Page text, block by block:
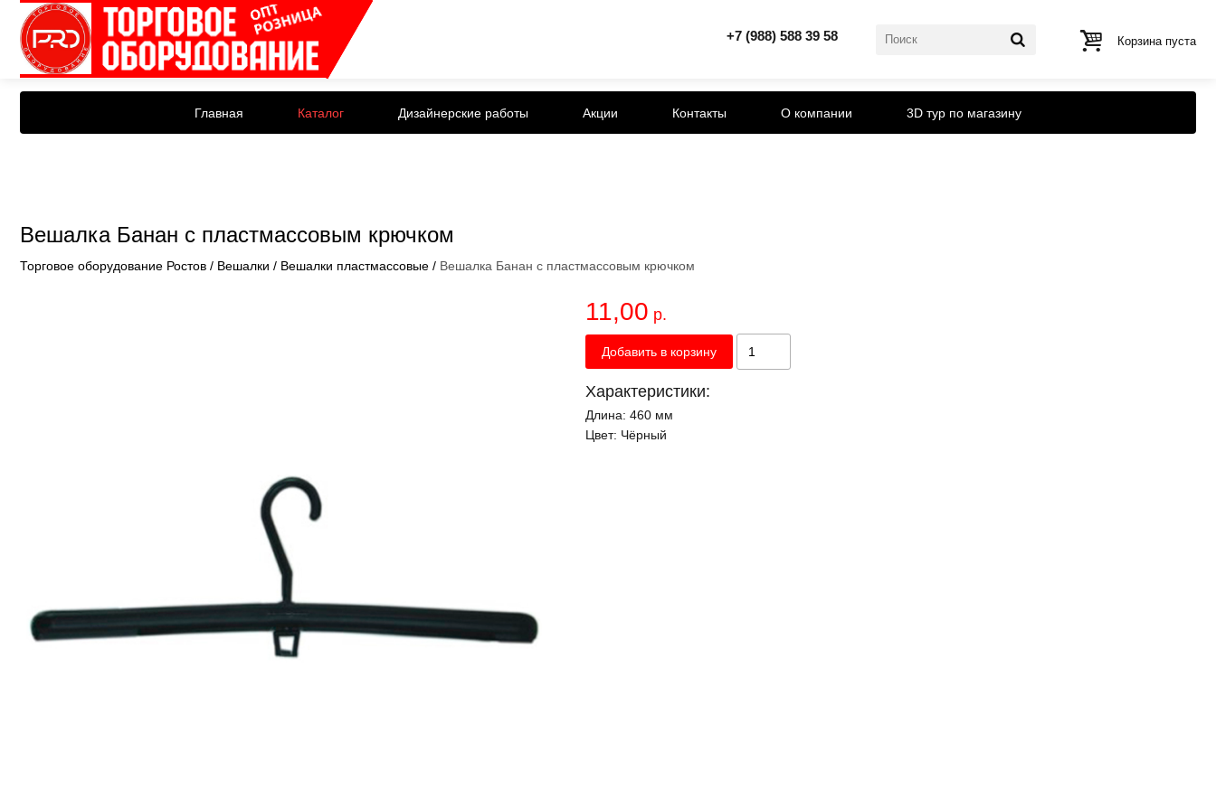
Корзина пуста
+7 (988) 588 39 58
Главная Каталог Дизайнерские работы Акции Контакты О компании 3D тур по магазину
Вешалка Банан с пластмассовым крючком
Торговое оборудование Ростов / Вешалки / Вешалки пластмассовые / Вешалка Банан с пластмассовым крючком
11,00 р.
Добавить в корзину
Характеристики:
Длина: 460 мм
Цвет: Чёрный